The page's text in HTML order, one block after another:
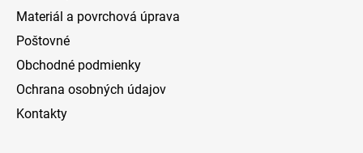
Materiál a povrchová úprava
Poštovné
Obchodné podmienky
Ochrana osobných údajov
Kontakty